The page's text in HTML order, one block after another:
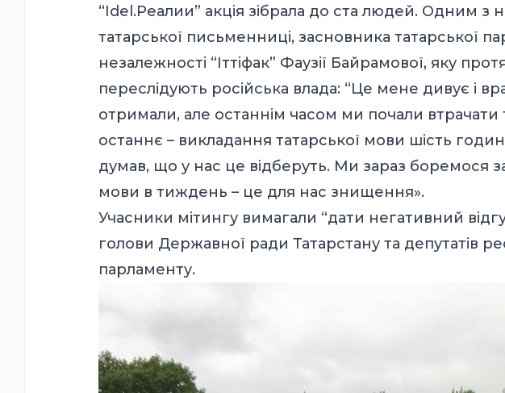
“Idel.Реалии” акція зібрала до ста людей. Одним з
татарської письменниці, засновника татарської
незалежності “Іттіфак” Фаузії Байрамової, яку
переслідують російська влада: “Це мене дивує і
отримали, але останнім часом ми почали втрачати
останнє – викладання татарської мови шість
думав, що у нас це відберуть. Ми зараз боремося
мови в тиждень – це для нас знищення».
Учасники мітингу вимагали “дати негативний
голови Державної ради Татарстану та депутатів
парламенту.